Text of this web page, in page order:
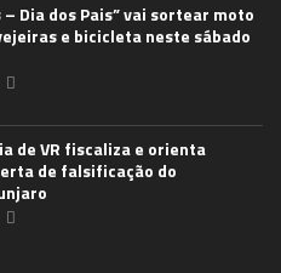
– Dia dos Pais” vai sortear moto
e bicicleta neste sábado
de VR fiscaliza e orienta
de falsificação do